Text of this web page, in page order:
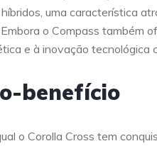
uma característica
o Compass também
e à inovação tecnológica
benefício
o Corolla Cross tem